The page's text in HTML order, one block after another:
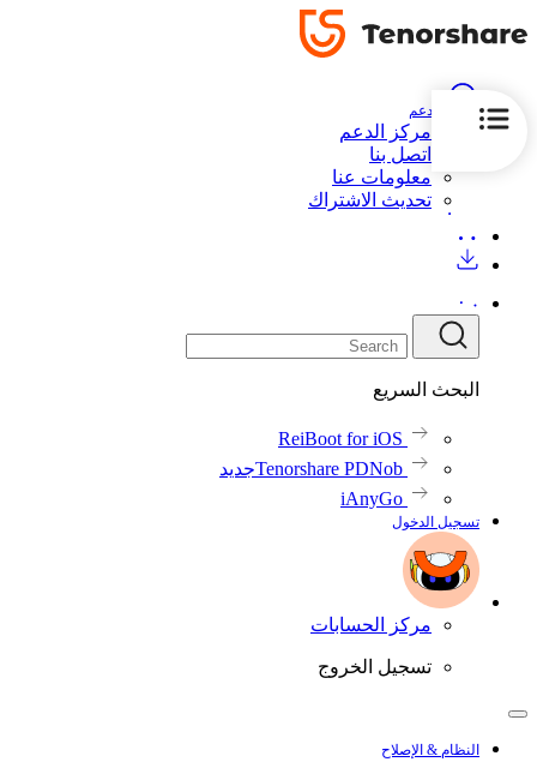
الدعم
مركز الدعم
اتصل بنا
معلومات عنا
تحديث الاشتراك
البحث السريع
ReiBoot for iOS
Tenorshare PDNobجديد
iAnyGo
تسجيل الدخول
مركز الحسابات
تسجيل الخروج
النظام & الإصلاح